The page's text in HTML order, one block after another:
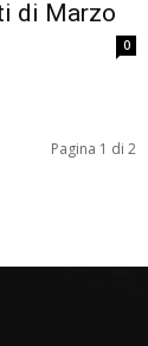
di Marzo
0
Pagina 1 di 2